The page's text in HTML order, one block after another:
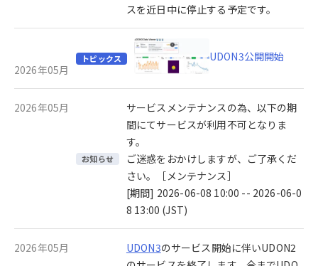
スを近日中に停止する予定です。
2026年05月
トピックス UDON3公開開始
2026年05月
お知らせ
サービスメンテナンスの為、以下の期
間にてサービスが利用不可となりま
す。
ご迷惑をおかけしますが、ご了承くだ
さい。［メンテナンス］
[期間] 2026-06-08 10:00 -- 2026-06-0
8 13:00 (JST)
2026年05月 UDON3のサービス開始に伴いUDON2